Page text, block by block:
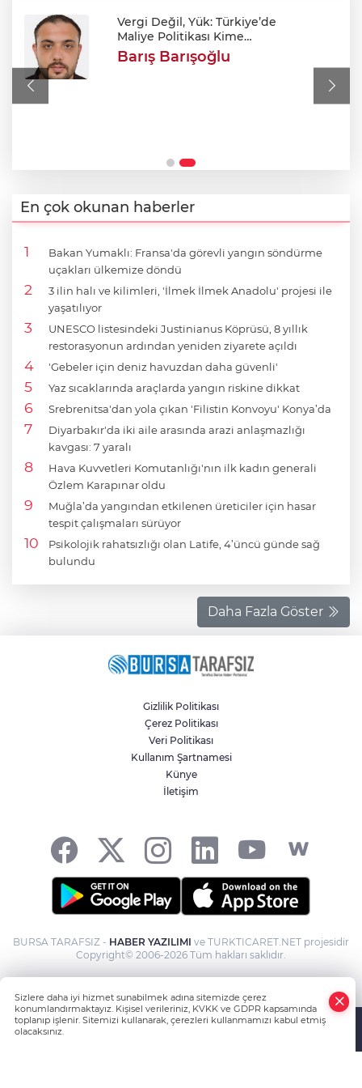
Yenişehir’de "Ortaklık"
Tezgahı
Mehmet Yasin Soran
En çok okunan haberler
Bakan Yumaklı: Fransa'da görevli yangın söndürme
uçakları ülkemize döndü
3 ilin halı ve kilimleri, 'İlmek İlmek Anadolu' projesi ile
yaşatılıyor
UNESCO listesindeki Justinianus Köprüsü, 8 yıllık
restorasyonun ardından yeniden ziyarete açıldı
'Gebeler için deniz havuzdan daha güvenli'
Yaz sıcaklarında araçlarda yangın riskine dikkat
Srebrenitsa'dan yola çıkan 'Filistin Konvoyu' Konya’da
Diyarbakır'da iki aile arasında arazi anlaşmazlığı
kavgası: 7 yaralı
Hava Kuvvetleri Komutanlığı'nın ilk kadın generali
Özlem Karapınar oldu
Muğla’da yangından etkilenen üreticiler için hasar
tespit çalışmaları sürüyor
Psikolojik rahatsızlığı olan Latife, 4’üncü günde sağ
bulundu
Daha Fazla Göster
Gizlilik Politikası
Çerez Politikası
Veri Politikası
Kullanım Şartnamesi
Künye
İletişim
BURSA TARAFSIZ - HABER YAZILIMI ve TURKTICARET.NET projesidir
Copyright© 2006-2026 Tüm hakları saklıdır.
Sizlere daha iyi hizmet sunabilmek adına sitemizde çerez
konumlandırmaktayız. Kişisel verileriniz, KVKK ve GDPR kapsamında
toplanıp işlenir. Sitemizi kullanarak, çerezleri kullanmamızı kabul etmiş
olacaksınız.